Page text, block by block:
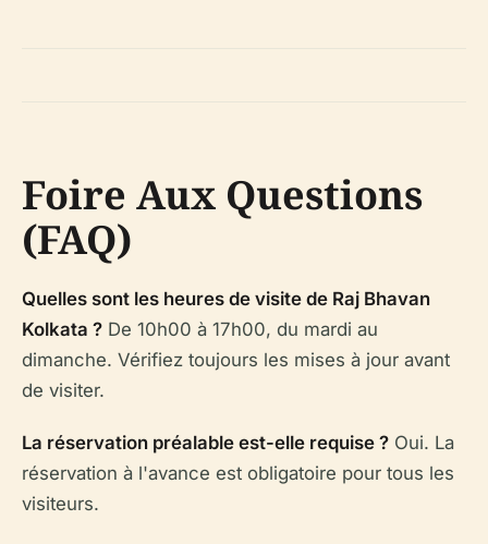
Foire Aux Questions
(FAQ)
Quelles sont les heures de visite de Raj Bhavan
Kolkata ? De 10h00 à 17h00, du mardi au
dimanche. Vérifiez toujours les mises à jour avant
de visiter.
La réservation préalable est-elle requise ? Oui. La
réservation à l'avance est obligatoire pour tous les
visiteurs.